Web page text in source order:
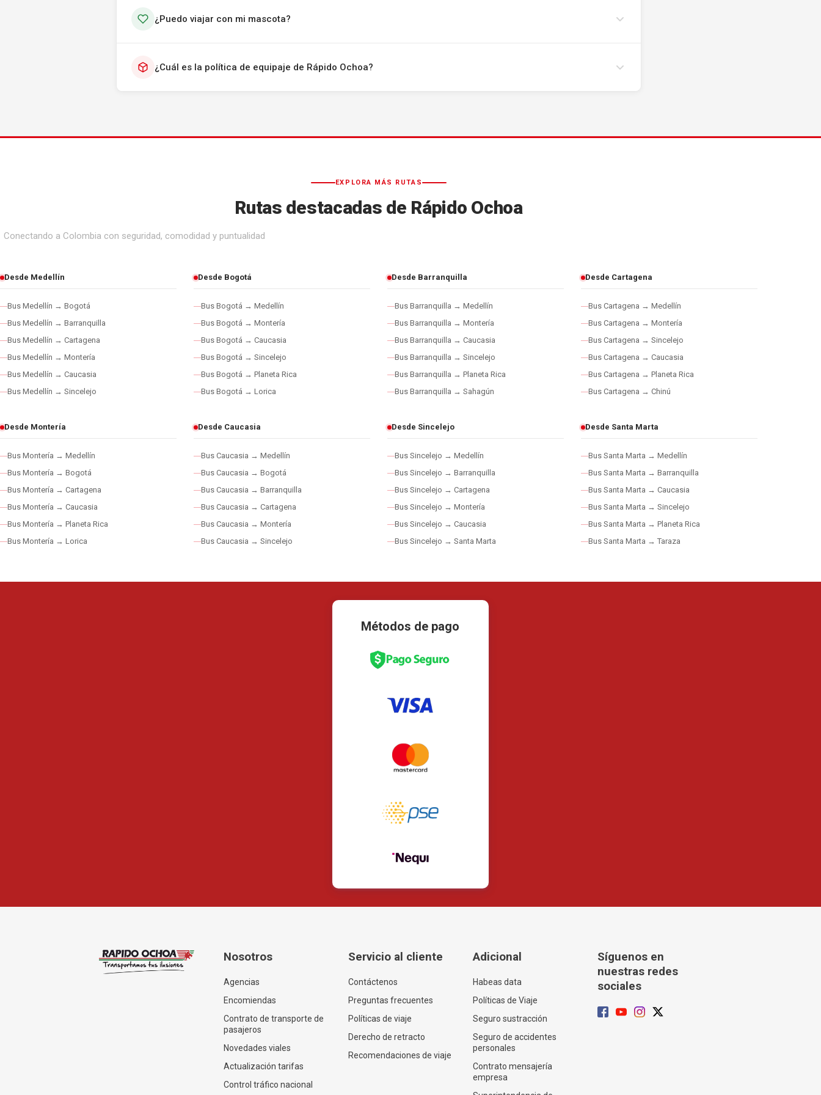
¿Puedo viajar con mi mascota?
¿Cuál es la política de equipaje de Rápido Ochoa?
EXPLORA MÁS RUTAS
Rutas destacadas de Rápido Ochoa
Conectando a Colombia con seguridad, comodidad y puntualidad
Desde Medellín
Bus Medellín → Bogotá
Bus Medellín → Barranquilla
Bus Medellín → Cartagena
Bus Medellín → Montería
Bus Medellín → Caucasia
Bus Medellín → Sincelejo
Desde Bogotá
Bus Bogotá → Medellín
Bus Bogotá → Montería
Bus Bogotá → Caucasia
Bus Bogotá → Sincelejo
Bus Bogotá → Planeta Rica
Bus Bogotá → Lorica
Desde Barranquilla
Bus Barranquilla → Medellín
Bus Barranquilla → Montería
Bus Barranquilla → Caucasia
Bus Barranquilla → Sincelejo
Bus Barranquilla → Planeta Rica
Bus Barranquilla → Sahagún
Desde Cartagena
Bus Cartagena → Medellín
Bus Cartagena → Montería
Bus Cartagena → Sincelejo
Bus Cartagena → Caucasia
Bus Cartagena → Planeta Rica
Bus Cartagena → Chinú
Desde Montería
Bus Montería → Medellín
Bus Montería → Bogotá
Bus Montería → Cartagena
Bus Montería → Caucasia
Bus Montería → Planeta Rica
Bus Montería → Lorica
Desde Caucasia
Bus Caucasia → Medellín
Bus Caucasia → Bogotá
Bus Caucasia → Barranquilla
Bus Caucasia → Cartagena
Bus Caucasia → Montería
Bus Caucasia → Sincelejo
Desde Sincelejo
Bus Sincelejo → Medellín
Bus Sincelejo → Barranquilla
Bus Sincelejo → Cartagena
Bus Sincelejo → Montería
Bus Sincelejo → Caucasia
Bus Sincelejo → Santa Marta
Desde Santa Marta
Bus Santa Marta → Medellín
Bus Santa Marta → Barranquilla
Bus Santa Marta → Caucasia
Bus Santa Marta → Sincelejo
Bus Santa Marta → Planeta Rica
Bus Santa Marta → Taraza
Métodos de pago
Nosotros
Agencias
Encomiendas
Contrato de transporte de
pasajeros
Novedades viales
Actualización tarifas
Control tráfico nacional
Servicio al cliente
Contáctenos
Preguntas frecuentes
Políticas de viaje
Derecho de retracto
Recomendaciones de viaje
Adicional
Habeas data
Políticas de Viaje
Seguro sustracción
Seguro de accidentes
personales
Contrato mensajería
empresa
Síguenos en
nuestras redes
sociales